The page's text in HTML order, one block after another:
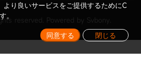
reserved. Powered by Svbony.
より良いサービスをご提供するためにC
。
同意する 閉じる